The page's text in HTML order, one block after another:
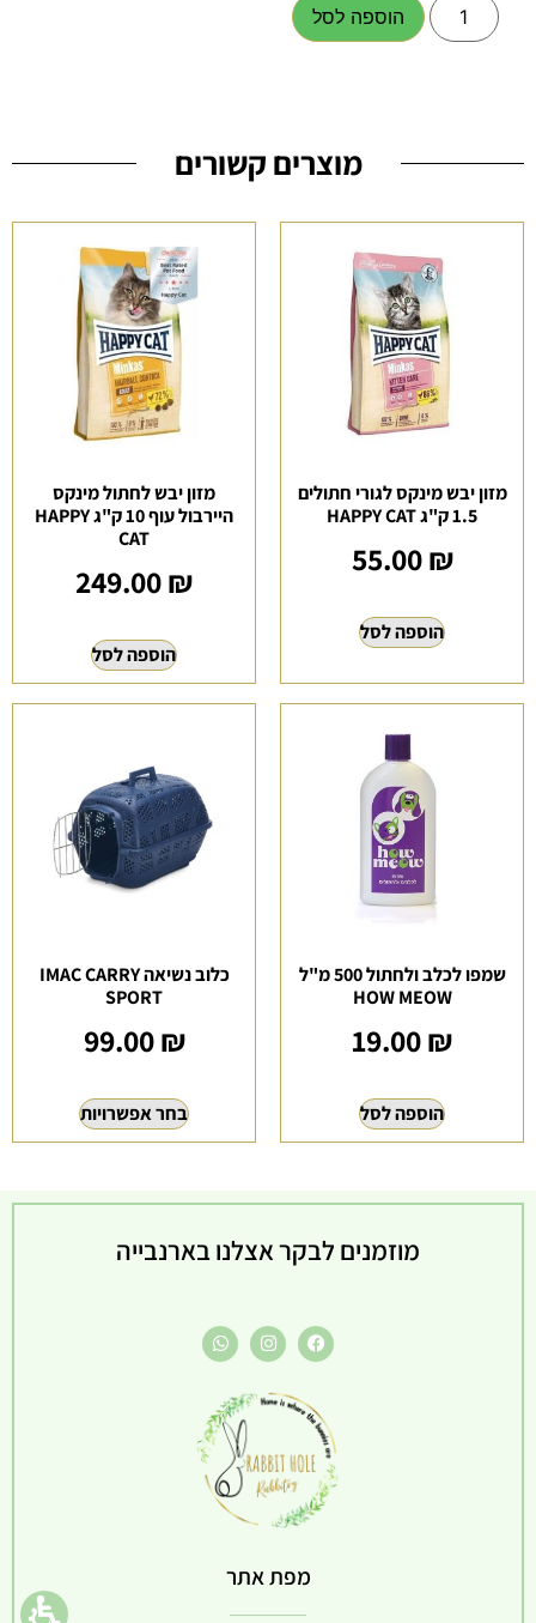
הוספה לסל
מוצרים קשורים
מזון יבש מינקס לגורי חתולים
1.5 ק"ג HAPPY CAT
55.00₪
הוספה לסל
מזון יבש לחתול מינקס
היירבול עוף 10 ק"ג HAPPY
CAT
249.00₪
הוספה לסל
שמפו לכלב ולחתול 500 מ"ל
HOW MEOW
19.00₪
הוספה לסל
כלוב נשיאה IMAC CARRY
SPORT
99.00₪
בחר אפשרויות
מוזמנים לבקר אצלנו בארנבייה
מפת אתר